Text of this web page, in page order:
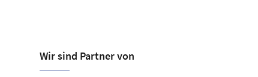
Wir sind Partner von